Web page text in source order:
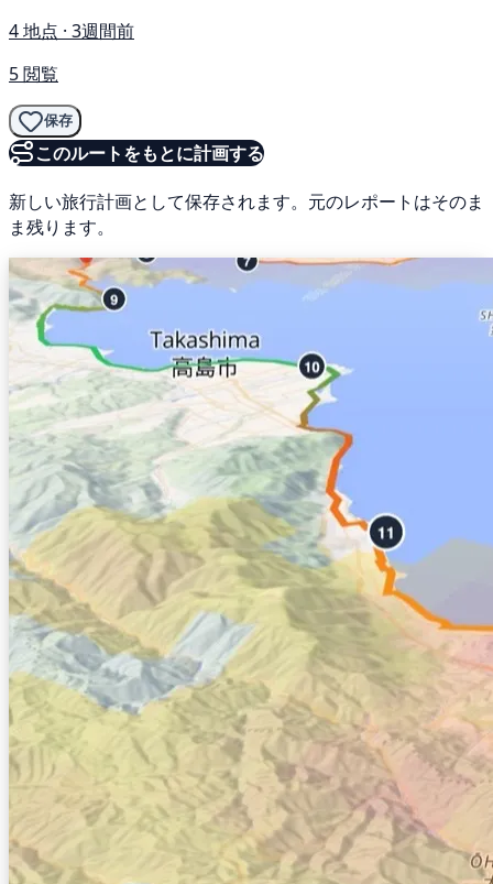
4 地点 · 3週間前
5 閲覧
保存
このルートをもとに計画する
新しい旅行計画として保存されます。元のレポートはそのま
ま残ります。